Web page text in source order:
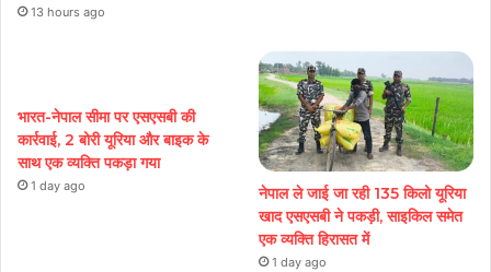
13 hours ago
भारत-नेपाल सीमा पर एसएसबी की
कार्रवाई, 2 बोरी यूरिया और बाइक के
साथ एक व्यक्ति पकड़ा गया
1 day ago
नेपाल ले जाई जा रही 135 किलो यूरिया
खाद एसएसबी ने पकड़ी, साइकिल समेत
एक व्यक्ति हिरासत में
1 day ago